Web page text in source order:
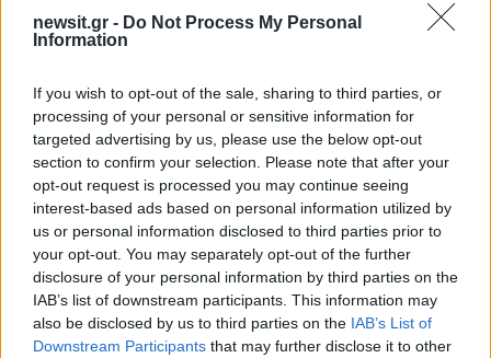
newsit.gr - Do Not Process My Personal
Information
If you wish to opt-out of the sale, sharing to third parties, or
processing of your personal or sensitive information for
targeted advertising by us, please use the below opt-out
section to confirm your selection. Please note that after your
opt-out request is processed you may continue seeing
interest-based ads based on personal information utilized by
us or personal information disclosed to third parties prior to
your opt-out. You may separately opt-out of the further
disclosure of your personal information by third parties on the
IAB’s list of downstream participants. This information may
also be disclosed by us to third parties on the IAB’s List of
Downstream Participants that may further disclose it to other
Πιο δημοφιλή
1 Σοκαριστική υπόθεση στην Κρήτη:
Τουρίστας ρωτούσε πόσο να πληρώσει για
να ασελγήσει σε 10χρονο κορίτσι - Το παιδί
καθόταν αμέριμνο σε αυλή επιχείρησης
2Δεν ήταν μόνο η ταχύτητα που οδήγησε
στο τροχαίο στις Σέρρες με νεκρούς μητέρα
και γιο - «Ίσως κάτι απέσπασε την προσοχή
του οδηγού» λέει πραγματογνώμονας